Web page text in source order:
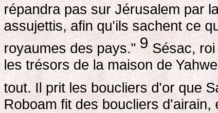
répandra pas sur Jérusalem par
assujettis, afin qu'ils sachent ce
royaumes des pays."9Sésac, roi
les trésors de la maison de
tout. Il prit les boucliers d'or que
Roboam fit des boucliers